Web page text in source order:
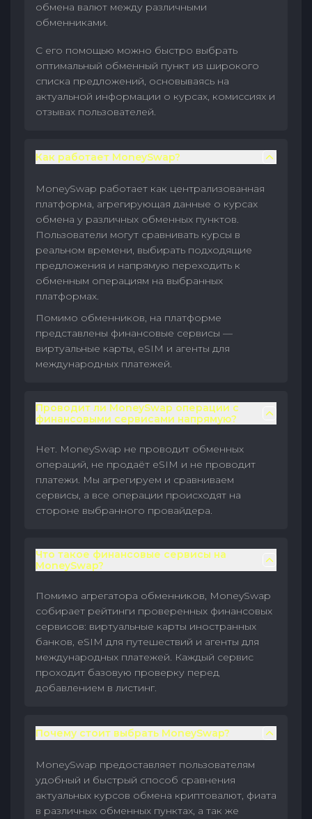
обмена валют между различными
обменниками.
С его помощью можно быстро выбрать
оптимальный обменный пункт из широкого
списка предложений, основываясь на
актуальной информации о курсах, комиссиях и
отзывах пользователей.
Как работает MoneySwap?
MoneySwap работает как централизованная
платформа, агрегирующая данные о курсах
обмена у различных обменных пунктов.
Пользователи могут сравнивать курсы в
реальном времени, выбирать подходящие
предложения и напрямую переходить к
обменным операциям на выбранных
платформах.
Помимо обменников, на платформе
представлены финансовые сервисы —
виртуальные карты, eSIM и агенты для
международных платежей.
Проводит ли MoneySwap операции с
финансовыми сервисами напрямую?
Нет. MoneySwap не проводит обменных
операций, не продаёт eSIM и не проводит
платежи. Мы агрегируем и сравниваем
сервисы, а все операции происходят на
стороне выбранного провайдера.
Что такое финансовые сервисы на
MoneySwap?
Помимо агрегатора обменников, MoneySwap
собирает рейтинги проверенных финансовых
сервисов: виртуальные карты иностранных
банков, eSIM для путешествий и агенты для
международных платежей. Каждый сервис
проходит базовую проверку перед
добавлением в листинг.
Почему стоит выбрать MoneySwap?
MoneySwap предоставляет пользователям
удобный и быстрый способ сравнения
актуальных курсов обмена криптовалют, фиата
в различных обменных пунктах, а так же